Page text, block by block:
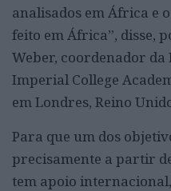
analisados em África e
feito em África”, disse,
Weber, coordenador da
Imperial College
em Londres, Reino
Para que um dos
precisamente a partir
tem apoio